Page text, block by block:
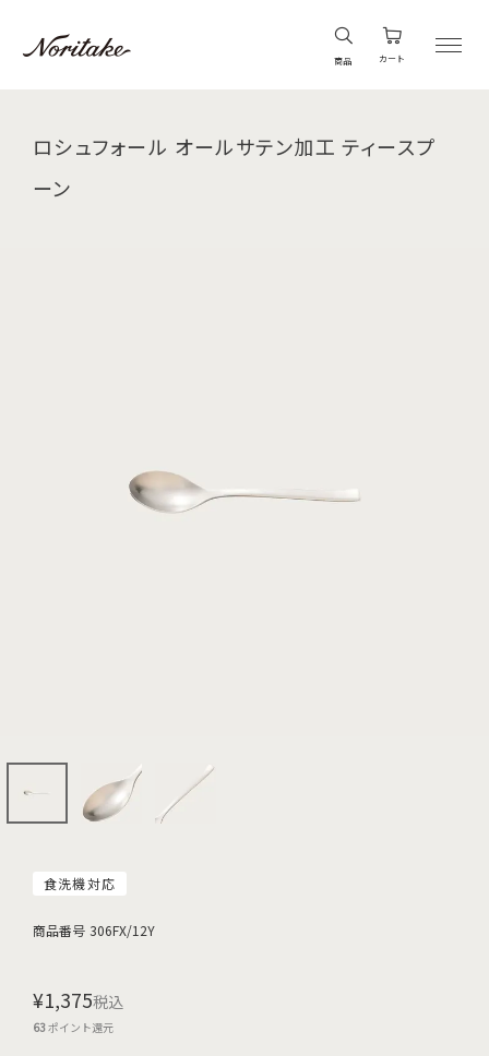
商品 カート
ロシュフォール オールサテン加工 ティースプ
ーン
食洗機対応
商品番号 306FX/12Y
¥1,375税込
63ポイント還元